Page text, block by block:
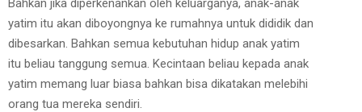
yatim itu akan diboyongnya ke rumahnya untuk dididik dan
dibesarkan. Bahkan semua kebutuhan hidup anak yatim
itu beliau tanggung semua. Kecintaan beliau kepada anak
yatim memang luar biasa bahkan bisa dikatakan melebihi
orang tua mereka sendiri.